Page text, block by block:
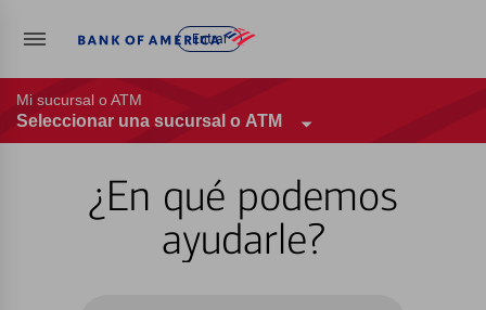
Entrar
Mi sucursal o ATM
Seleccionar una sucursal o ATM
¿En qué podemos
ayudarle?